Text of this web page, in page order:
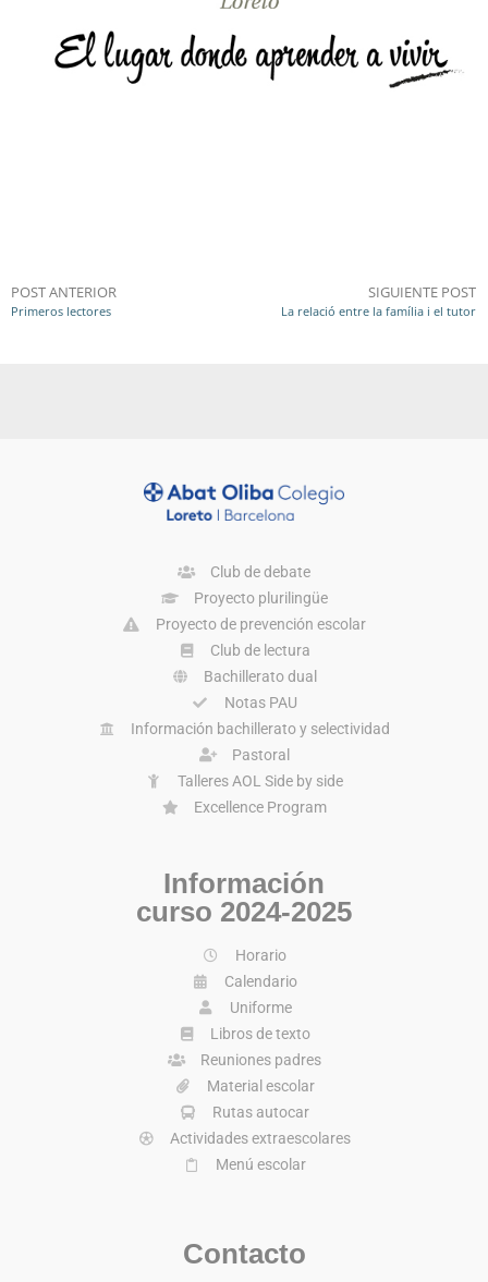
POST ANTERIOR
Primeros lectores
SIGUIENTE POST
La relació entre la família i el tutor
Club de debate
Proyecto plurilingüe
Proyecto de prevención escolar
Club de lectura
Bachillerato dual
Notas PAU
Información bachillerato y selectividad
Pastoral
Talleres AOL Side by side
Excellence Program
Información
curso 2024-2025
Horario
Calendario
Uniforme
Libros de texto
Reuniones padres
Material escolar
Rutas autocar
Actividades extraescolares
Menú escolar
Contacto